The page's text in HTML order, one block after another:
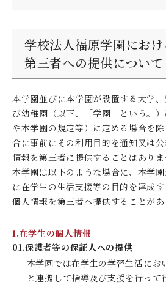
学校法人福原学園にお
第三者への提供について
本学園並びに本学園が設置する大学
び幼稚園（以下、「学園」という。
や本学園の規定等）に定める場合を
合に事前にその利用目的を通知又は
情報を第三者に提供することはありま
本学園は以下のような場合に、本学
に在学生の生活支援等の目的を達成
個人情報を第三者へ提供することがあ
1.在学生の個人情報
01.保護者等の保証人への提供
本学園では在学生の学習生活にお
と連携して指導及び支援を行って